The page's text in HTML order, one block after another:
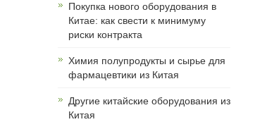
Покупка нового оборудования в
Китае: как свести к минимуму
риски контракта
Химия полупродукты и сырье для
фармацевтики из Китая
Другие китайские оборудования из
Китая